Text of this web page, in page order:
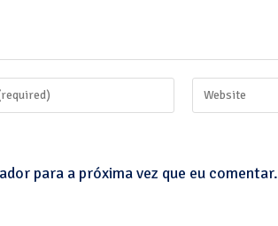
para a próxima vez que eu comentar.